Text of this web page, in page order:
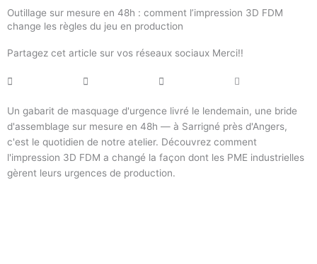
Outillage sur mesure en 48h : comment l’impression 3D FDM
change les règles du jeu en production
Partagez cet article sur vos réseaux sociaux Merci!!
Un gabarit de masquage d'urgence livré le lendemain, une bride
d'assemblage sur mesure en 48h — à Sarrigné près d'Angers,
c'est le quotidien de notre atelier. Découvrez comment
l'impression 3D FDM a changé la façon dont les PME industrielles
gèrent leurs urgences de production.